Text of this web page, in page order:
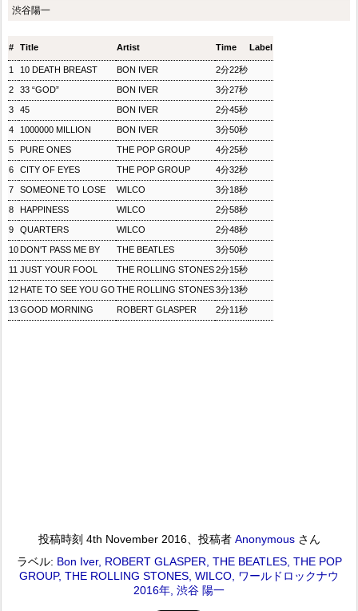
渋谷陽一
# Title Artist Time Label
1 10 DEATH BREAST BON IVER 2分22秒
2 33 “GOD” BON IVER 3分27秒
3 45 BON IVER 2分45秒
4 1000000 MILLION BON IVER 3分50秒
5 PURE ONES THE POP GROUP 4分25秒
6 CITY OF EYES THE POP GROUP 4分32秒
7 SOMEONE TO LOSE WILCO 3分18秒
8 HAPPINESS WILCO 2分58秒
9 QUARTERS WILCO 2分48秒
10DON'T PASS ME BY THE BEATLES 3分50秒
11 JUST YOUR FOOL THE ROLLING STONES2分15秒
12HATE TO SEE YOU GO THE ROLLING STONES3分13秒
13GOOD MORNING ROBERT GLASPER 2分11秒
投稿時刻 4th November 2016、投稿者 Anonymousさん
ラベル: Bon Iver ROBERT GLASPER THE BEATLES THE POP
GROUP THE ROLLING STONES WILCO ワールドロックナウ
2016年 渋谷 陽一